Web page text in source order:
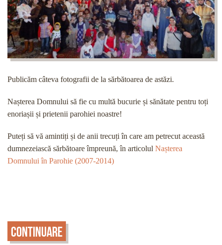
Publicăm câteva fotografii de la sărbătoarea de astăzi.
Nașterea Domnului să fie cu multă bucurie și sănătate pentru toți
enoriașii și prietenii parohiei noastre!
Puteți să vă amintiți și de anii trecuți în care am petrecut această
dumnezeiască sărbătoare împreună, în articolul Nașterea
Domnului în Parohie (2007-2014)
Continuare